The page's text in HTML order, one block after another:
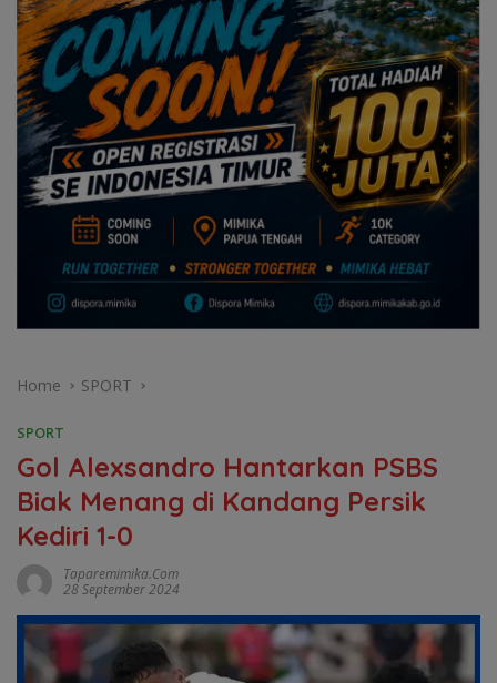
Home SPORT
SPORT
Gol Alexsandro Hantarkan PSBS
Biak Menang di Kandang Persik
Kediri 1-0
Taparemimika.com
28 September 2024